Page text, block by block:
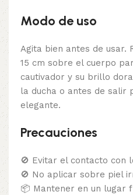
Modo de uso
Agita bien antes de usar.
15 cm sobre el cuerpo
cautivador y su brillo
la ducha o antes de salir
elegante.
Precauciones
🚫 Evitar el contacto con
🚫 No aplicar sobre piel
📦 Mantener en un lugar